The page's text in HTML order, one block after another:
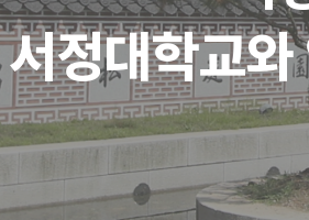
정대학교와